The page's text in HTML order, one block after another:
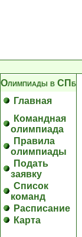
Олимпиады в СПб
Главная
Командная
олимпиада
Правила
олимпиады
Подать
заявку
Список
команд
Расписание
Карта